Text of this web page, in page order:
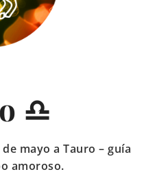
♎
mayo a Tauro – guía
amoroso.